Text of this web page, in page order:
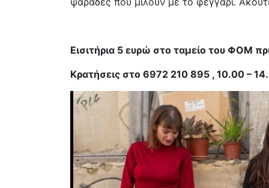
Εισιτήρια 5 ευρώ στο ταμείο του ΦΟΜ
Κρατήσεις στο 6972 210 895 , 10.00 –